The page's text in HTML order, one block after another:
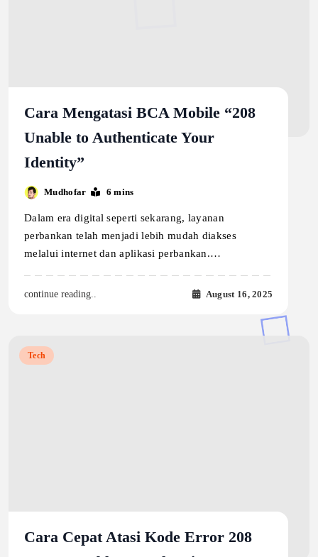
Cara Mengatasi BCA Mobile “208
Unable to Authenticate Your
Identity”
Mudhofar 6 mins
Dalam era digital seperti sekarang, layanan
perbankan telah menjadi lebih mudah diakses
melalui internet dan aplikasi perbankan.…
continue reading.. August 16, 2025
Tech
Cara Cepat Atasi Kode Error 208